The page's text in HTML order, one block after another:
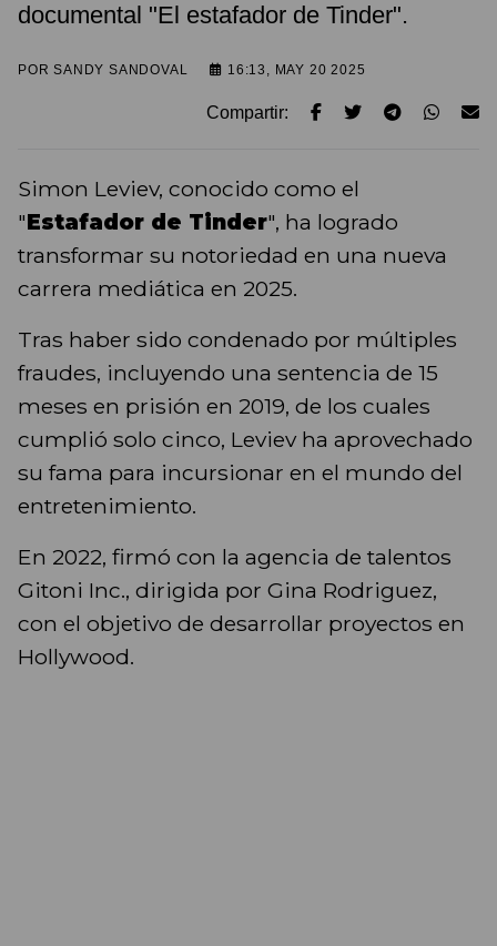
documental "El estafador de Tinder".
PORSANDY SANDOVAL 16:13, MAY 20 2025
Compartir:
Simon Leviev, conocido como el
"Estafador de Tinder", ha logrado
transformar su notoriedad en una nueva
carrera mediática en 2025.
Tras haber sido condenado por múltiples
fraudes, incluyendo una sentencia de 15
meses en prisión en 2019, de los cuales
cumplió solo cinco, Leviev ha aprovechado
su fama para incursionar en el mundo del
entretenimiento.
En 2022, firmó con la agencia de talentos
Gitoni Inc., dirigida por Gina Rodriguez,
con el objetivo de desarrollar proyectos en
Hollywood.